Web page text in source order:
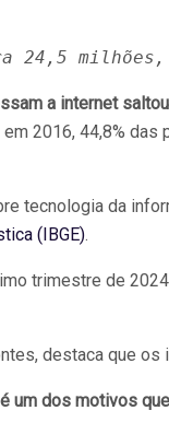
24,5 milhões,
a internet
2016, 44,8%
tecnologia da
(IBGE).
trimestre de
destaca que
dos motivos